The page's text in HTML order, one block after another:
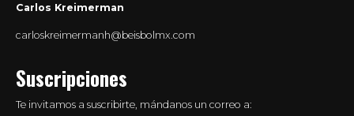
Carlos Kreimerman
carloskreimermanh@beisbolmx.com
Suscripciones
Te invitamos a suscribirte, mándanos un correo a: